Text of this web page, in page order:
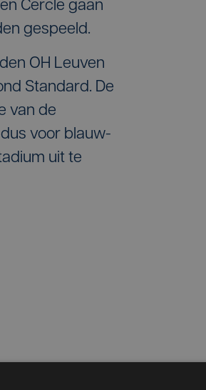
Cercle gaan
gespeeld.
OH Leuven
Standard. De
van de
voor blauw-
uit te